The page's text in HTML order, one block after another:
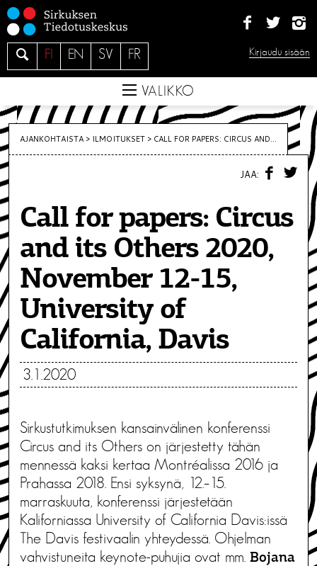
r
s
i
s
ä
ö
ö
n
a
FI EN SV FR Kirjaudu sisään
VALIKKO
AJANKOHTAISTA > ILMOITUKSET > CALL FOR PAPERS: CIRCUS AND...
Call for papers: Circus
and its Others 2020,
November 12-15,
University of
California, Davis
3.1.2020
JAA:
F
A
B
O
Sirkustutkimuksen kansainvälinen konferenssi
Circus and its Others on järjestetty tähän
mennessä kaksi kertaa Montréalissa 2016 ja
Prahassa 2018. Ensi syksynä, 12.–15.
marraskuuta, konferenssi järjestetään
Kaliforniassa University of California Davis:issä
The Davis festivaalin yhteydessä. Ohjelman
vahvistuneita keynote-puhujia ovat mm. Bojana